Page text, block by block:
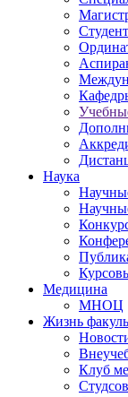
Наука
Медицина
МНОЦ
Жизнь
Клуб